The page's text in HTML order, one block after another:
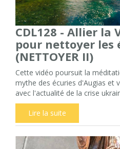
CDL128 - Allier la
pour nettoyer les
(NETTOYER II)
Cette vidéo poursuit la
mythe des écuries d'Augias et
avec l'actualité de la crise
Lire la suite